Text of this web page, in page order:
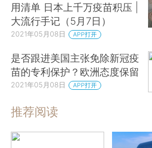
用清单 日本上千万疫苗积压 |
大流行手记（5月7日）
2021年05月08日 APP打开
是否跟进美国主张免除新冠疫
苗的专利保护？欧洲态度保留
2021年05月08日 APP打开
推荐阅读